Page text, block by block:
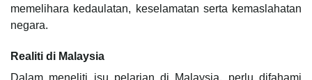
memelihara kedaulatan, keselamatan serta kemaslahatan
negara.
Realiti di Malaysia
Dalam meneliti isu pelarian di Malaysia, perlu difahami